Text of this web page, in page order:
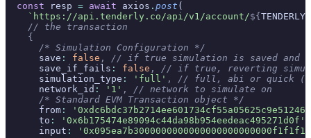
  const
resp = await axios . post (
    `https://api.tenderly.co/api/v1/account/
${
    // the transaction
    {
      /* Simulation Configuration */
      save
: false ,
// if true simulation is saved and
      save_if_fails
: false ,
// if true, reverting
      simulation_type
: 'full' ,
// full, abi or quick
      network_id
: '1' ,
// network to simulate on
      /* Standard EVM Transaction object */
      from
:
      to
: '0x6b175474e89094c44da98b954eedeac495271d0f'
      input
: